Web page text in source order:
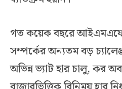
গত কয়েক বছরে
সম্পর্কের অন্যতম বড়
অভিন্ন ভ্যাট হার চালু, কর